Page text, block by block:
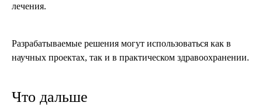
лечения.
Разрабатываемые решения могут использоваться как в
научных проектах, так и в практическом здравоохранении.
Что дальше